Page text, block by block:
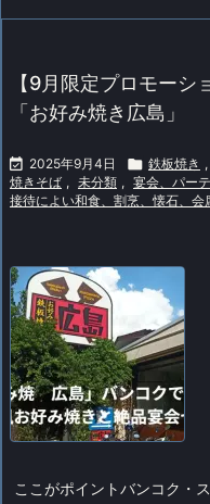
【9月限定プロモー
「お好み焼き広島」
 2025年9月4日  鉄板焼き ,
焼きそば , 未分類 , 宴会、パー
接待によい和食、割烹、懐石、会
ここがポイントバンコク・